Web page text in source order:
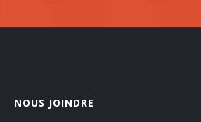
NOUS JOINDRE